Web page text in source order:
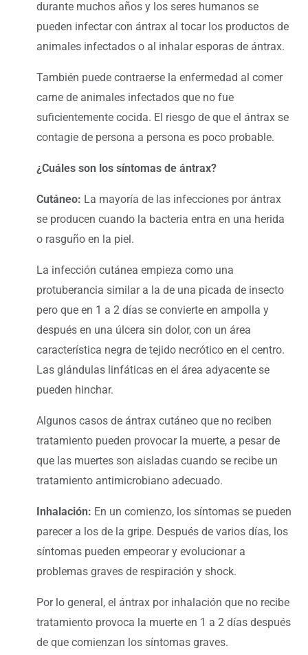
durante muchos años y los seres humanos se
pueden infectar con ántrax al tocar los productos de
animales infectados o al inhalar esporas de ántrax.
También puede contraerse la enfermedad al comer
carne de animales infectados que no fue
suficientemente cocida. El riesgo de que el ántrax se
contagie de persona a persona es poco probable.
¿Cuáles son los síntomas de ántrax?
Cutáneo: La mayoría de las infecciones por ántrax
se producen cuando la bacteria entra en una herida
o rasguño en la piel.
La infección cutánea empieza como una
protuberancia similar a la de una picada de insecto
pero que en 1 a 2 días se convierte en ampolla y
después en una úlcera sin dolor, con un área
característica negra de tejido necrótico en el centro.
Las glándulas linfáticas en el área adyacente se
pueden hinchar.
Algunos casos de ántrax cutáneo que no reciben
tratamiento pueden provocar la muerte, a pesar de
que las muertes son aisladas cuando se recibe un
tratamiento antimicrobiano adecuado.
Inhalación: En un comienzo, los síntomas se pueden
parecer a los de la gripe. Después de varios días, los
síntomas pueden empeorar y evolucionar a
problemas graves de respiración y shock.
Por lo general, el ántrax por inhalación que no recibe
tratamiento provoca la muerte en 1 a 2 días después
de que comienzan los síntomas graves.